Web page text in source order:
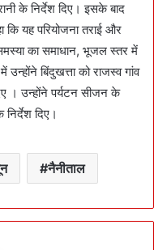
के निर्देश दिए। इसके बाद
कि यह परियोजना तराई और
का समाधान, भूजल स्तर में
बिंदुखत्ता को राजस्व गांव
। उन्होंने पर्यटन सीजन के
दिए।
नैनीताल